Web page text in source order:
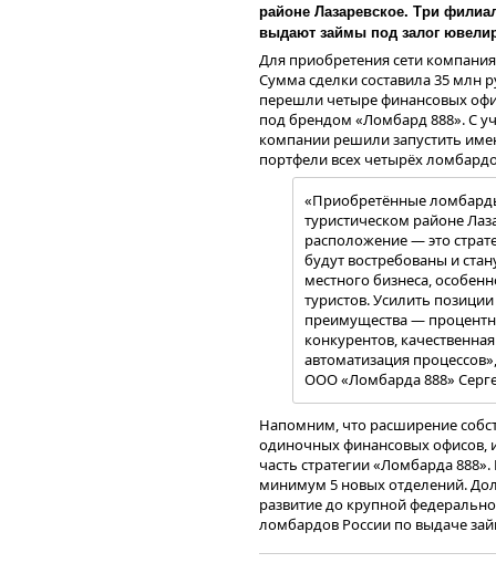
Кредитная история
В 1 квартале 2026 года ООО
на биржевом долговом рынке.
облигаций — 26 февраля и 31
(зачисления средств по БО-02
размещения, т.е. 1 апреля) в
отражены только средства от
районе Лазаревское. Три
выдают займы под залог
Для приобретения сети
Сумма сделки составила 35 млн
перешли четыре финансовых
под брендом «Ломбард 888». С
компании решили запустить
портфели всех четырёх
«Приобретённые
туристическом районе
расположение — это
будут востребованы и
местного бизнеса,
туристов. Усилить
преимущества —
конкурентов,
автоматизация
ООО «Ломбарда 888»
Напомним, что расширение
одиночных финансовых офисов,
часть стратегии «Ломбарда
минимум 5 новых отделений.
развитие до крупной
ломбардов России по выдаче
Размещение облигационного